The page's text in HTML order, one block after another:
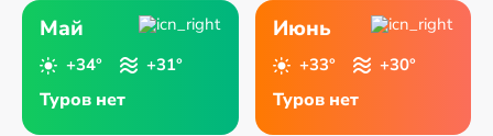
Май
+34° +31°
Туров нет
Июнь
+33° +30°
Туров нет